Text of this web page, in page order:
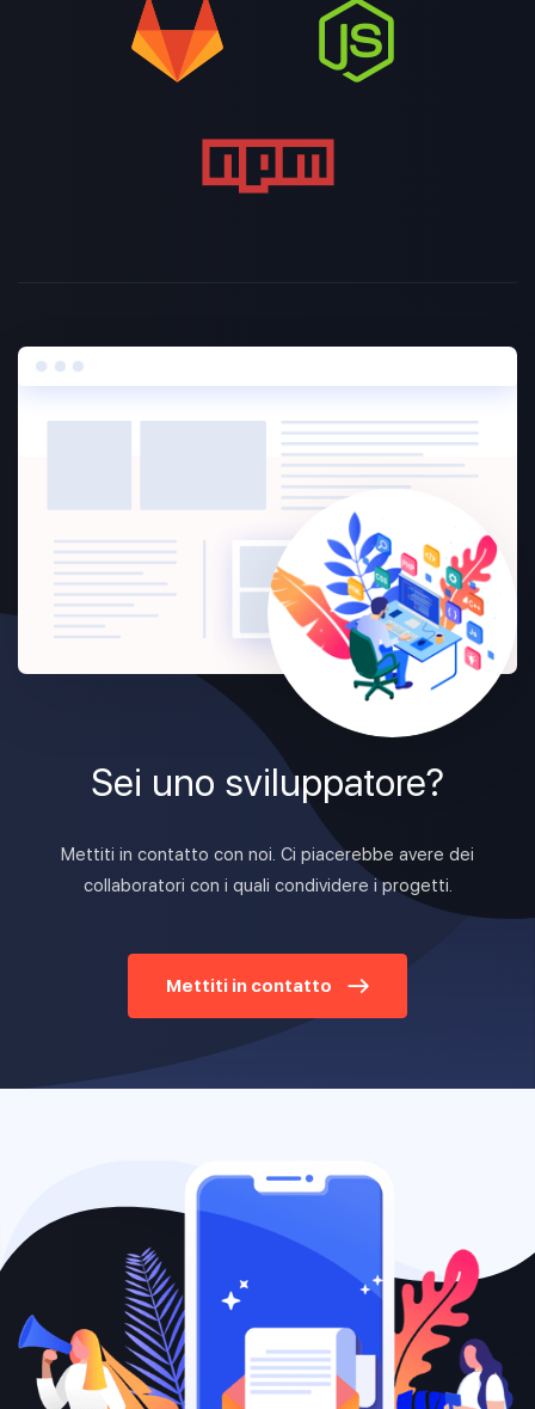
Sei uno sviluppatore?
Mettiti in contatto con noi. Ci piacerebbe avere dei
collaboratori con i quali condividere i progetti.
Mettiti in contatto